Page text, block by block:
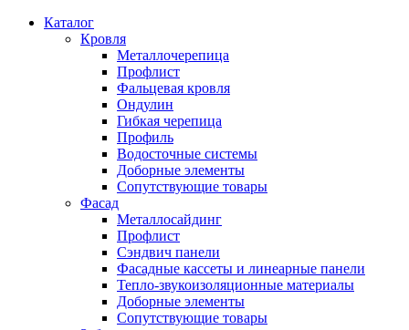
Каталог
Кровля
Металлочерепица
Профлист
Фальцевая кровля
Ондулин
Гибкая черепица
Профиль
Водосточные системы
Доборные элементы
Сопутствующие товары
Фасад
Металлосайдинг
Профлист
Сэндвич панели
Фасадные кассеты и линеарные панели
Тепло-звукоизоляционные материалы
Доборные элементы
Сопутствующие товары